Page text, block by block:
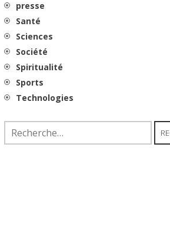
presse
Santé
Sciences
Société
Spiritualité
Sports
Technologies
Rechercher :